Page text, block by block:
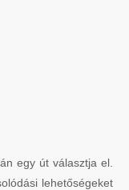
egy út választja el.
lehetőségeket